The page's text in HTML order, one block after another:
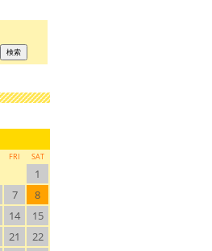
FRI SAT
1
7
8
14
15
21
22